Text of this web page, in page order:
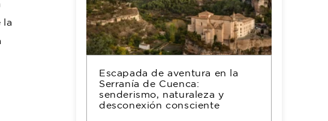
la
Escapada de aventura en la
Serranía de Cuenca:
senderismo, naturaleza y
desconexión consciente